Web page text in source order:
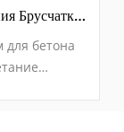
Высокоточные Формы Для Изготовления Брусчатки Для Бетонных Блоков
бетона